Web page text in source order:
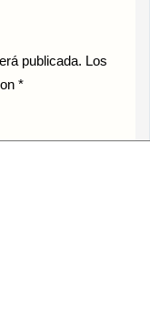
publicada. Los
*